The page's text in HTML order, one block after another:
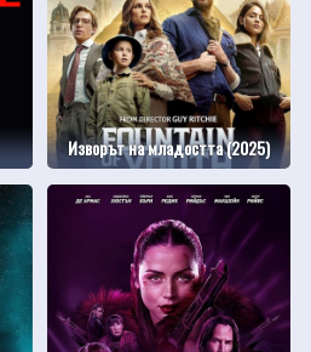
Изворът на младостта (2025)